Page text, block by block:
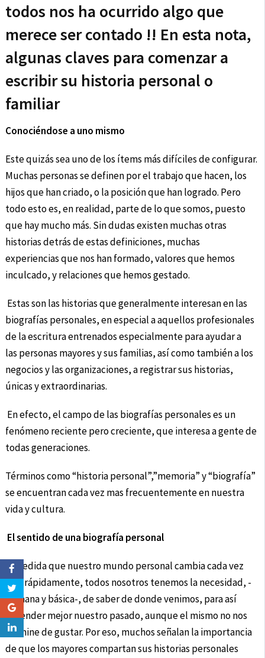
todos nos ha ocurrido algo que
merece ser contado !! En esta nota,
algunas claves para comenzar a
escribir su historia personal o
familiar
Conociéndose a uno mismo
Este quizás sea uno de los ítems más difíciles de configurar.
Muchas personas se definen por el trabajo que hacen, los
hijos que han criado, o la posición que han logrado. Pero
todo esto es, en realidad, parte de lo que somos, puesto
que hay mucho más. Sin dudas existen muchas otras
historias detrás de estas definiciones, muchas
experiencias que nos han formado, valores que hemos
inculcado, y relaciones que hemos gestado.
Estas son las historias que generalmente interesan en las
biografías personales, en especial a aquellos profesionales
de la escritura entrenados especialmente para ayudar a
las personas mayores y sus familias, así como también a los
negocios y las organizaciones, a registrar sus historias,
únicas y extraordinarias.
En efecto, el campo de las biografías personales es un
fenómeno reciente pero creciente, que interesa a gente de
todas generaciones.
Términos como “historia personal”,”memoria” y “biografía”
se encuentran cada vez mas frecuentemente en nuestra
vida y cultura.
El sentido de una biografía personal
A medida que nuestro mundo personal cambia cada vez
más rápidamente, todos nosotros tenemos la necesidad, -
humana y básica-, de saber de donde venimos, para así
entender mejor nuestro pasado, aunque el mismo no nos
termine de gustar. Por eso, muchos señalan la importancia
de que los mayores compartan sus historias personales